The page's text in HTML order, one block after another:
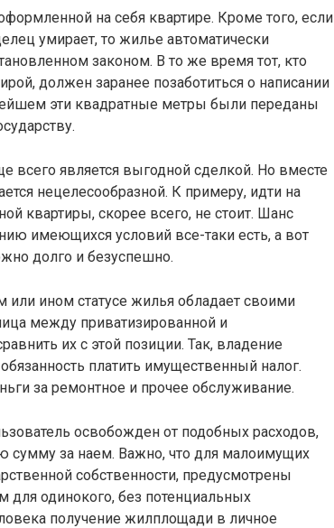
на себя квартире. Кроме того, если
умирает, то жилье автоматически
законом. В то же время тот, кто
должен заранее позаботиться о написании
эти квадратные метры были переданы
всего является выгодной сделкой. Но вместе
нецелесообразной. К примеру, идти на
квартиры, скорее всего, не стоит. Шанс
имеющихся условий все-таки есть, а вот
долго и безуспешно.
ином статусе жилья обладает своими
между приватизированной и
их с этой позиции. Так, владение
платить имущественный налог.
за ремонтное и прочее обслуживание.
освобожден от подобных расходов,
сумму за наем. Важно, что для малоимущих
собственности, предусмотрены
одинокого, без потенциальных
получение жилплощади в личное